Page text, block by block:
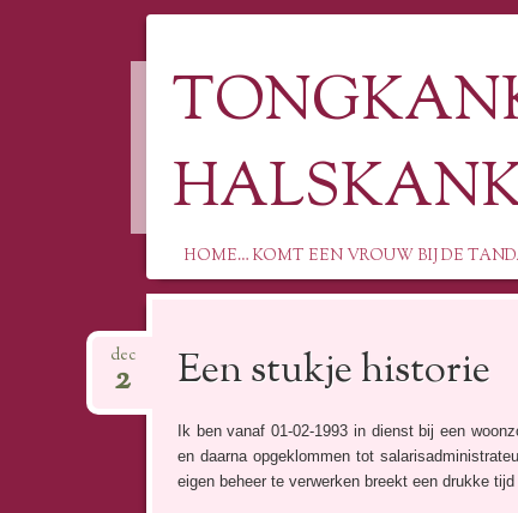
HOME… KOMT EEN VROUW BIJ DE
inhoud
Een stukje historie
dec
2
Ik ben vanaf 01-02-1993 in dienst bij een
en daarna opgeklommen tot
eigen beheer te verwerken breekt een drukke tijd